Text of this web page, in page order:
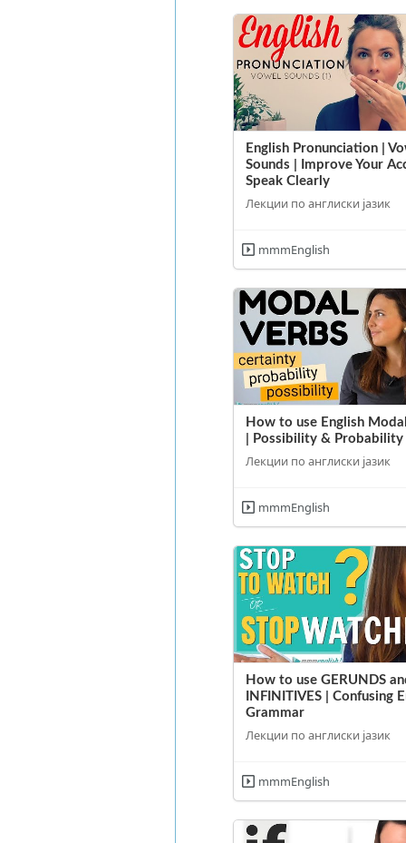
English Pronunciation |
Sounds | Improve Your
Speak Clearly
Лекции по англиски јазик
mmmEnglish
How to use English
| Possibility & Probability
Лекции по англиски јазик
mmmEnglish
How to use GERUNDS
INFINITIVES | Confusing
Grammar
Лекции по англиски јазик
mmmEnglish